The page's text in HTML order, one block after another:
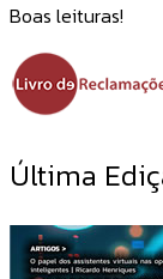
Boas leituras!
Última